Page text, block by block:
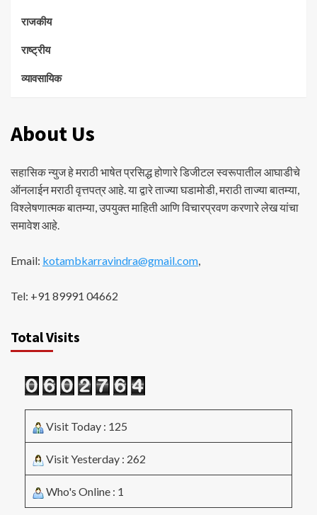
राजकीय
राष्ट्रीय
व्यावसायिक
About Us
सहासिक न्युज हे मराठी भाषेत प्रसिद्ध होणारे डिजीटल स्वरूपातील आघाडीचे
ऑनलाईन मराठी वृत्तपत्र आहे. या द्वारे ताज्या घडामोडी, मराठी ताज्या बातम्या,
विश्लेषणात्मक बातम्या, उपयुक्त माहिती आणि विचारप्रवण करणारे लेख यांचा
समावेश आहे.
Email: kotambkarravindra@gmail.com
Tel: +91 89991 04662
Total Visits
Visit Today : 125
Visit Yesterday : 262
Who's Online : 1